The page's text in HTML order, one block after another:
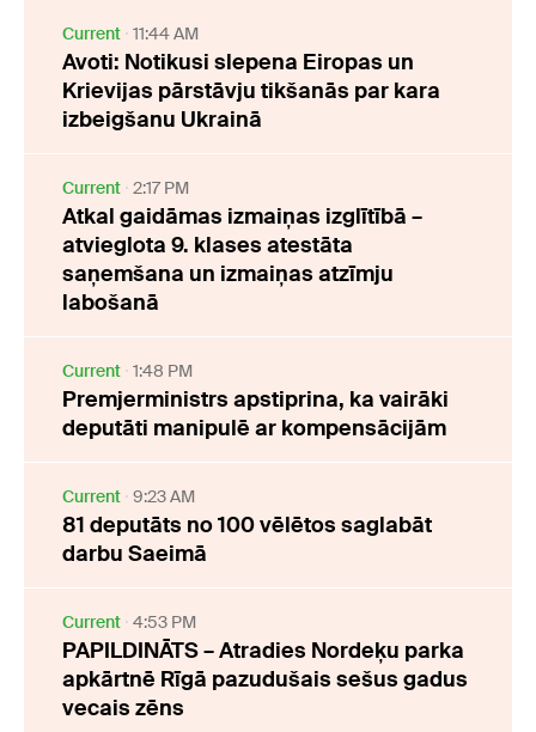
Current 11:44 AM
Avoti: Notikusi slepena Eiropas un
Krievijas pārstāvju tikšanās par kara
izbeigšanu Ukrainā
Current 2:17 PM
Atkal gaidāmas izmaiņas izglītībā –
atvieglota 9. klases atestāta
saņemšana un izmaiņas atzīmju
labošanā
Current 1:48 PM
Premjerministrs apstiprina, ka vairāki
deputāti manipulē ar kompensācijām
Current 9:23 AM
81 deputāts no 100 vēlētos saglabāt
darbu Saeimā
Current 4:53 PM
PAPILDINĀTS – Atradies Nordeķu parka
apkārtnē Rīgā pazudušais sešus gadus
vecais zēns